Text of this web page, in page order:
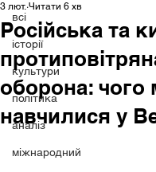
всі
історії
культури
політика
аналіз
міжнародний
Російська та
оборона: чого
навчилися у
3 лют. Читати 6 хв